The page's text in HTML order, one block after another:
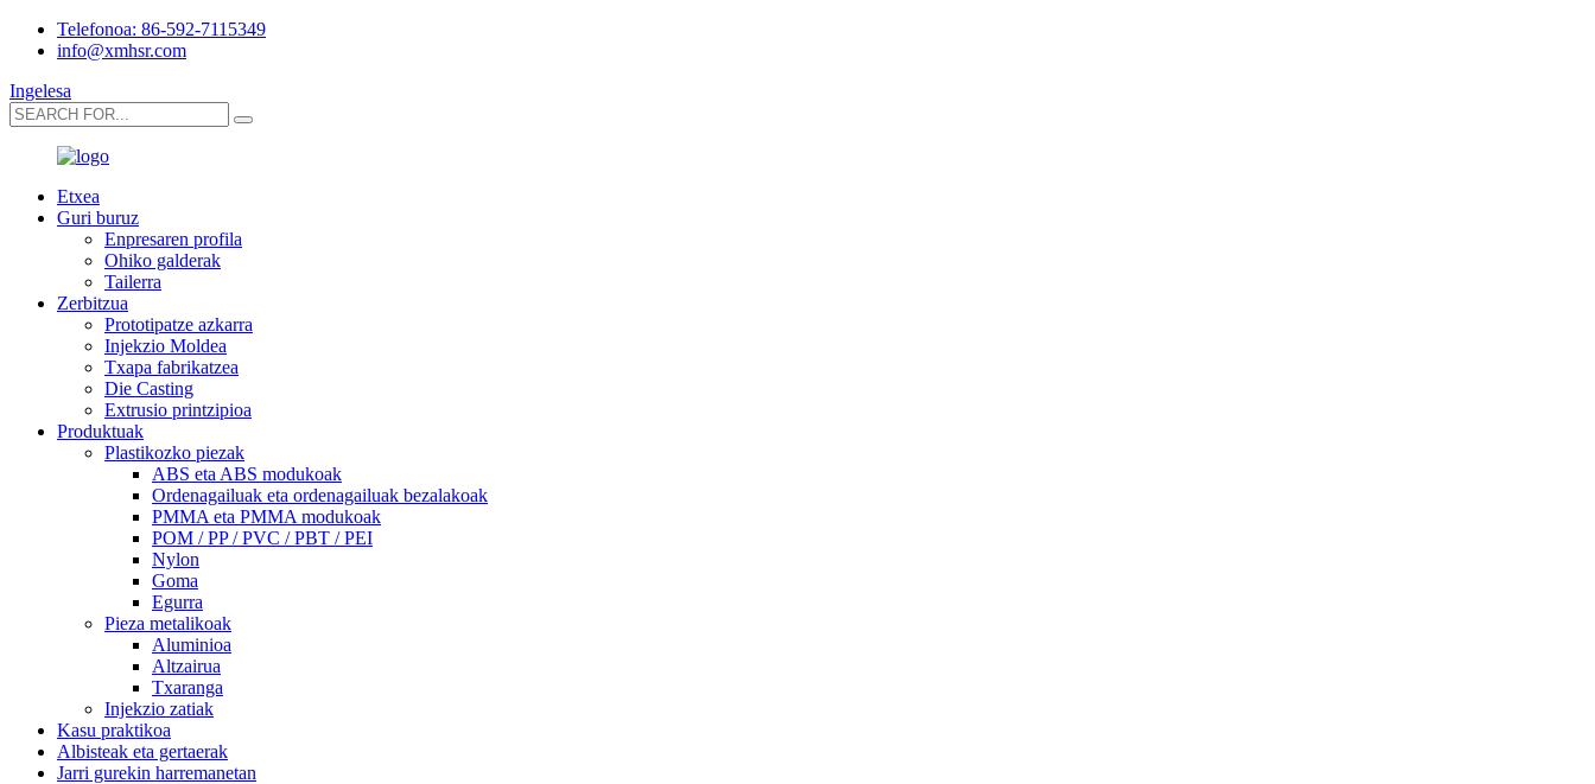
Telefonoa: 86-592-7115349
info@xmhsr.com
Ingelesa
Etxea
Guri buruz
Enpresaren profila
Ohiko galderak
Tailerra
Zerbitzua
Prototipatze azkarra
Injekzio Moldea
Txapa fabrikatzea
Die Casting
Extrusio printzipioa
Produktuak
Plastikozko piezak
ABS eta ABS modukoak
Ordenagailuak eta ordenagailuak bezalakoak
PMMA eta PMMA modukoak
POM / PP / PVC / PBT / PEI
Nylon
Goma
Egurra
Pieza metalikoak
Aluminioa
Altzairua
Txaranga
Injekzio zatiak
Kasu praktikoa
Albisteak eta gertaerak
Jarri gurekin harremanetan